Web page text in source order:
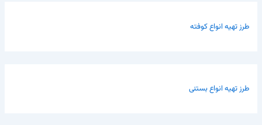
طرز تهیه انواع کوفته
طرز تهیه انواع بستنی